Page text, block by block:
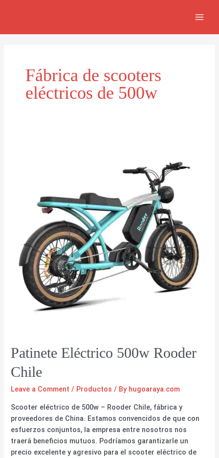
Fábrica de scooters
eléctricos de 500w
Patinete Eléctrico 500w Rooder
Chile
Leave a Comment / Productos / By hugoaraya.com
Scooter eléctrico de 500w – Rooder Chile, fábrica y
proveedores de China. Estamos convencidos de que con
esfuerzos conjuntos, la empresa entre nosotros nos
traerá beneficios mutuos. Podríamos garantizarle un
precio excelente y agresivo para el scooter eléctrico de